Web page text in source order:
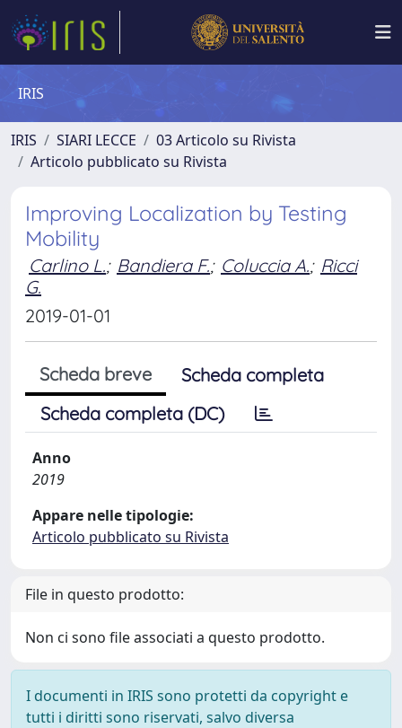
IRIS
IRIS SIARI LECCE
03 Articolo su Rivista
Articolo pubblicato su Rivista
Improving Localization by Testing
Mobility
Carlino L.; Bandiera F.; Coluccia A.; Ricci
G.
2019-01-01
Scheda breve
Scheda completa
Scheda completa (DC)
Anno
2019
Appare nelle tipologie:
Articolo pubblicato su Rivista
File in questo prodotto:
Non ci sono file associati a questo prodotto.
I documenti in IRIS sono protetti da copyright e
tutti i diritti sono riservati, salvo diversa